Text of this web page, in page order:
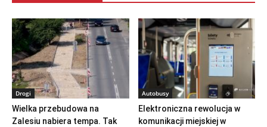
Drogi
Wielka przebudowa na
Zalesiu nabiera tempa. Tak
Autobusy
Elektroniczna rewolucja w
komunikacji miejskiej w